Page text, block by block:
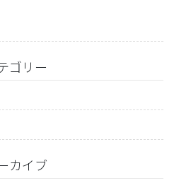
ゴリー
カイブ